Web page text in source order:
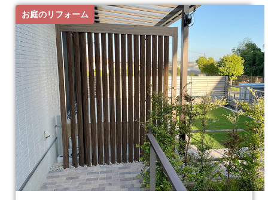
お庭のリフォーム